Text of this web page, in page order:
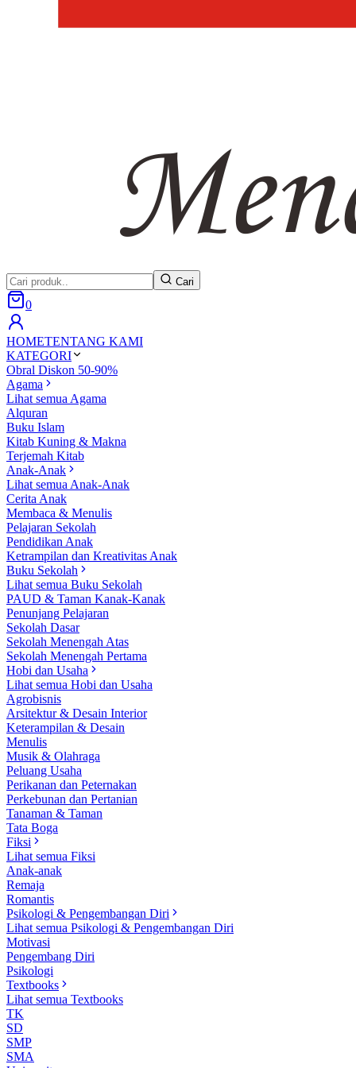
Cari
0
HOMETENTANG KAMI
KATEGORI
Obral Diskon 50-90%
Agama
Lihat semua Agama
Alquran
Buku Islam
Kitab Kuning & Makna
Terjemah Kitab
Anak-Anak
Lihat semua Anak-Anak
Cerita Anak
Membaca & Menulis
Pelajaran Sekolah
Pendidikan Anak
Ketrampilan dan Kreativitas Anak
Buku Sekolah
Lihat semua Buku Sekolah
PAUD & Taman Kanak-Kanak
Penunjang Pelajaran
Sekolah Dasar
Sekolah Menengah Atas
Sekolah Menengah Pertama
Hobi dan Usaha
Lihat semua Hobi dan Usaha
Agrobisnis
Arsitektur & Desain Interior
Keterampilan & Desain
Menulis
Musik & Olahraga
Peluang Usaha
Perikanan dan Peternakan
Perkebunan dan Pertanian
Tanaman & Taman
Tata Boga
Fiksi
Lihat semua Fiksi
Anak-anak
Remaja
Romantis
Psikologi & Pengembangan Diri
Lihat semua Psikologi & Pengembangan Diri
Motivasi
Pengembang Diri
Psikologi
Textbooks
Lihat semua Textbooks
TK
SD
SMP
SMA